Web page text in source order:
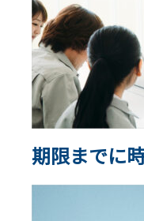
期限までに